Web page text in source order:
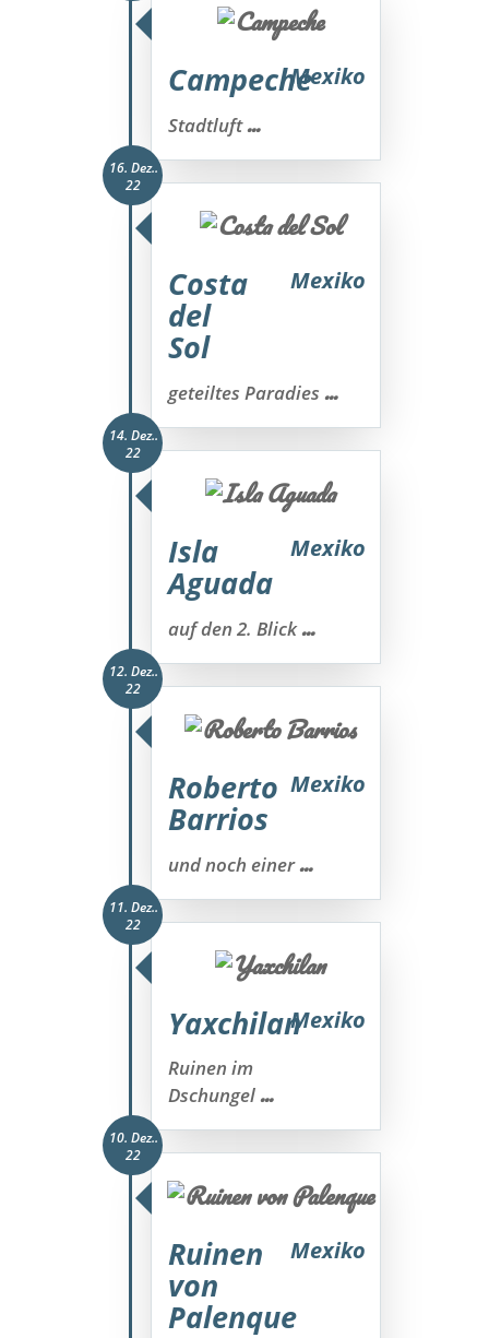
CampecheMexiko
Stadtluft...
16. Dez..
22
Costa
del
Sol
Mexiko
geteiltes Paradies...
14. Dez..
22
Isla
Aguada
Mexiko
auf den 2. Blick...
12. Dez..
22
Roberto
Barrios
Mexiko
und noch einer...
11. Dez..
22
YaxchilanMexiko
Ruinen im
Dschungel...
10. Dez..
22
Ruinen
von
Palenque
Mexiko